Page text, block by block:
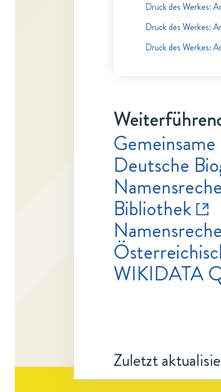
Druck des Werkes:
Druck des Werkes:
Druck des Werkes:
Deutsche
Bibliothek
WIKIDATA
Zuletzt